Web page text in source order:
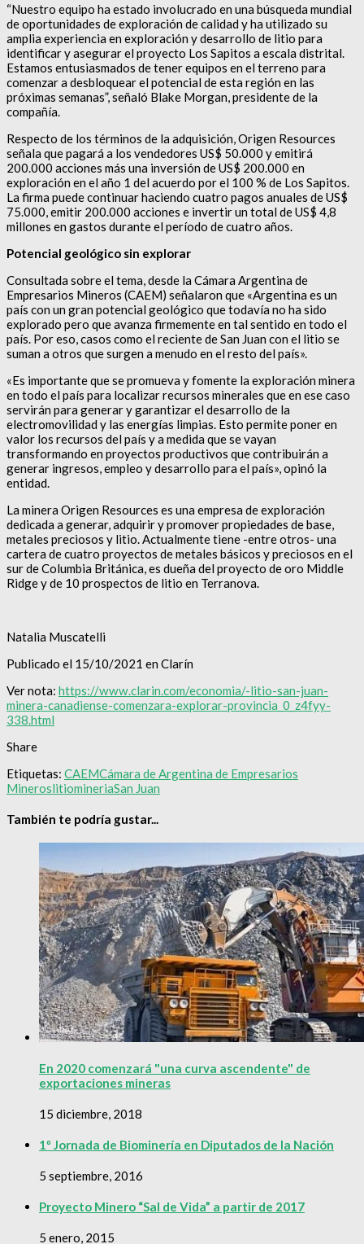
“Nuestro equipo ha estado involucrado en una búsqueda mundial
de oportunidades de exploración de calidad y ha utilizado su
amplia experiencia en exploración y desarrollo de litio para
identificar y asegurar el proyecto Los Sapitos a escala distrital.
Estamos entusiasmados de tener equipos en el terreno para
comenzar a desbloquear el potencial de esta región en las
próximas semanas”, señaló Blake Morgan, presidente de la
compañía.
Respecto de los términos de la adquisición, Origen Resources
señala que pagará a los vendedores US$ 50.000 y emitirá
200.000 acciones más una inversión de US$ 200.000 en
exploración en el año 1 del acuerdo por el 100 % de Los Sapitos.
La firma puede continuar haciendo cuatro pagos anuales de US$
75.000, emitir 200.000 acciones e invertir un total de US$ 4,8
millones en gastos durante el período de cuatro años.
Potencial geológico sin explorar
Consultada sobre el tema, desde la Cámara Argentina de
Empresarios Mineros (CAEM) señalaron que «​Argentina es un
país con un gran potencial geológico que todavía no ha sido
explorado pero que avanza firmemente en tal sentido en todo el
país. Por eso, casos como el reciente de San Juan con el litio se
suman a otros que surgen a menudo en el resto del país».
«Es importante que se promueva y fomente la exploración minera
en todo el país para localizar recursos minerales que en ese caso
servirán para generar y garantizar el desarrollo de la
electromovilidad y las energías limpias. Esto permite poner en
valor los recursos del país y a medida que se vayan
transformando en proyectos productivos que contribuirán a
generar ingresos, empleo y desarrollo para el país», opinó la
entidad.
La minera Origen Resources es una empresa de exploración
dedicada a generar, adquirir y promover propiedades de base,
metales preciosos y litio. Actualmente tiene -entre otros- una
cartera de cuatro proyectos de metales básicos y preciosos en el
sur de Columbia Británica, es dueña del proyecto de oro Middle
Ridge y de 10 prospectos de litio en Terranova.
Natalia Muscatelli
Publicado el 15/10/2021 en Clarín
Ver nota: https://www.clarin.com/economia/-litio-san-juan-
minera-canadiense-comenzara-explorar-provincia_0_z4fyy-
338.html
Share
Etiquetas: CAEMCámara de Argentina de Empresarios
MineroslitiomineriaSan Juan
También te podría gustar...
En 2020 comenzará "una curva ascendente" de
exportaciones mineras
15 diciembre, 2018
1º Jornada de Biominería en Diputados de la Nación
5 septiembre, 2016
Proyecto Minero “Sal de Vida” a partir de 2017
5 enero, 2015